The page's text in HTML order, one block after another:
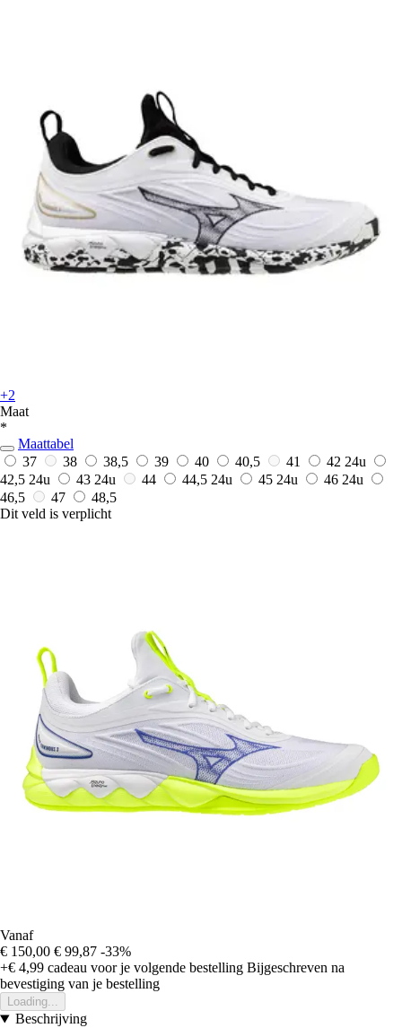
+2
Maat
*
Maattabel
37
38 38,5 39 40 40,5 41 42 24u
42,5 24u 43 24u 44 44,5 24u 45 24u 46 24u
46,5
47
48,5
Dit veld is verplicht
Vanaf
€ 150,00 € 99,87 -33%
+€ 4,99 cadeau voor je volgende bestelling Bijgeschreven na
bevestiging van je bestelling
Loading...
Beschrijving